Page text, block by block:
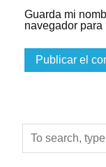
Guarda mi
navegador para